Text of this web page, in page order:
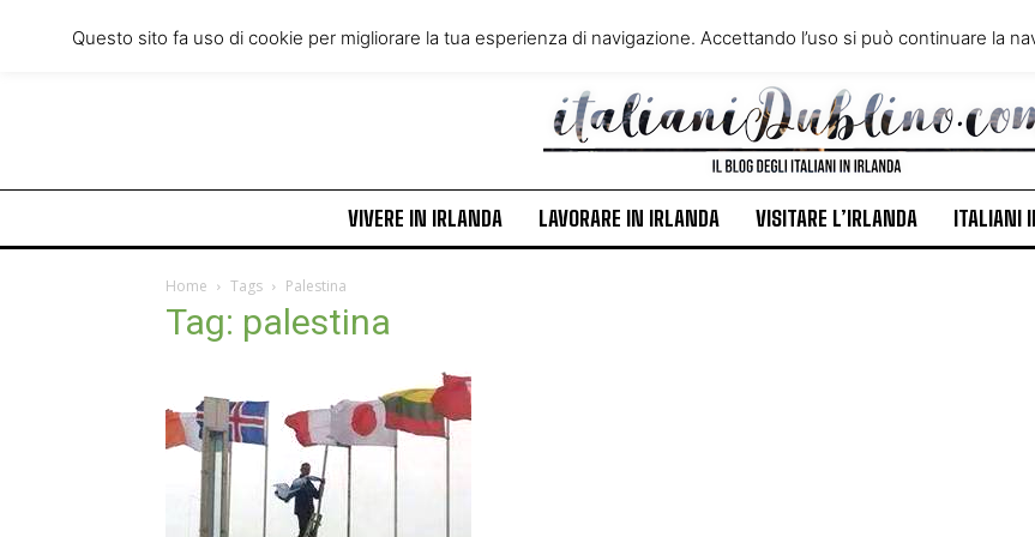
Friday, August 7, 2026 VIVERE IN IRLANDA
ITALIANI IN IRLANDA
VIVERE IN IRLANDA LAVORARE IN IRLANDA VISITARE L’IRLANDA ITALIANI
Home Tags Palestina
Tag: palestina
Questo sito fa uso di cookie per migliorare la tua esperienza di navigazione. Accettando l’uso si può continuare la